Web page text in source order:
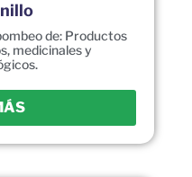
de: Productos
medicinales y